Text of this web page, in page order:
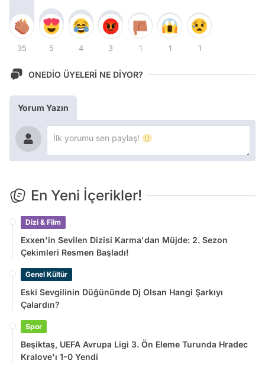
35 5 4 3 1 1 1
ONEDİO ÜYELERİ NE DİYOR?
Yorum Yazın
En Yeni İçerikler!
Dizi & Film
Exxen'in Sevilen Dizisi Karma'dan Müjde: 2. Sezon
Çekimleri Resmen Başladı!
Genel Kültür
Eski Sevgilinin Düğününde Dj Olsan Hangi Şarkıyı
Çalardın?
Spor
Beşiktaş, UEFA Avrupa Ligi 3. Ön Eleme Turunda Hradec
Kralove'ı 1-0 Yendi